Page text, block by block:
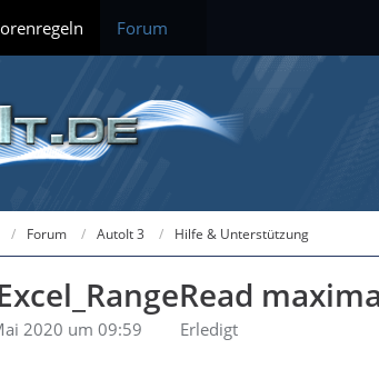
Forum
Forum AutoIt 3 Hilfe & Unterstützung
2020 um 09:59 Erledigt